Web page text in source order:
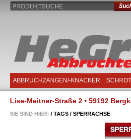
ABBRUCHZANGEN/-KNACKER
PRODUKTSUCHE
Lise-Meitner-Straße 2 • 59192
SIE SIND HIER: / TAGS / SPERRACHSE